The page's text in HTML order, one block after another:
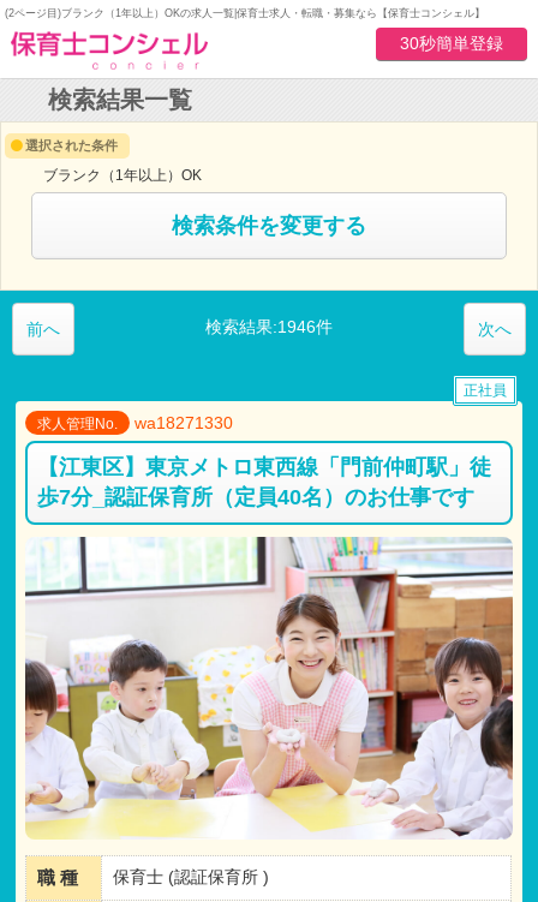
(2ページ目)ブランク（1年以上）OKの求人一覧|保育士求人・転職・募集なら【保育士コンシェル】
30秒簡単登録
検索結果一覧
選択された条件
ブランク（1年以上）OK
検索条件を変更する
検索結果:1946件
前へ 次へ
求人管理No. wa18271330
【江東区】東京メトロ東西線「門前仲町駅」徒
歩7分_認証保育所（定員40名）のお仕事です
正社員
職 種 保育士 (認証保育所 )